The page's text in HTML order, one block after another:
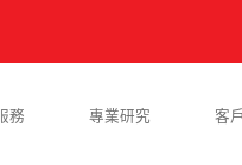
務 專業研究 客